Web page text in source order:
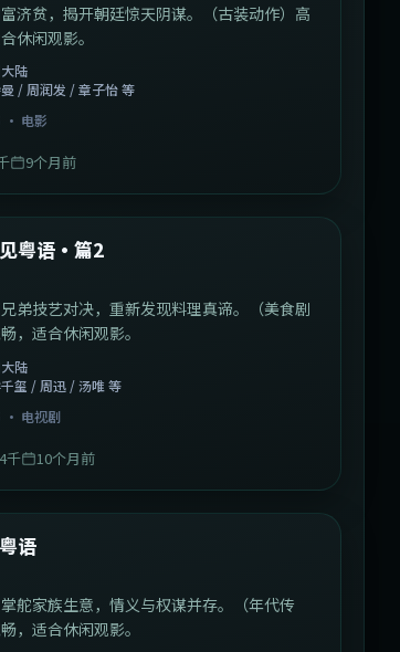
济贫，揭开朝廷惊天阴谋。（古装动作）高
休闲观影。
陆
/ 周润发 / 章子怡 等
· 电影
9个月前
1:09:53
粤语·篇2
弟技艺对决，重新发现料理真谛。（美食剧
，适合休闲观影。
陆
玺 / 周迅 / 汤唯 等
· 电视剧
千 10个月前
1:29:59
语
舵家族生意，情义与权谋并存。（年代传
，适合休闲观影。